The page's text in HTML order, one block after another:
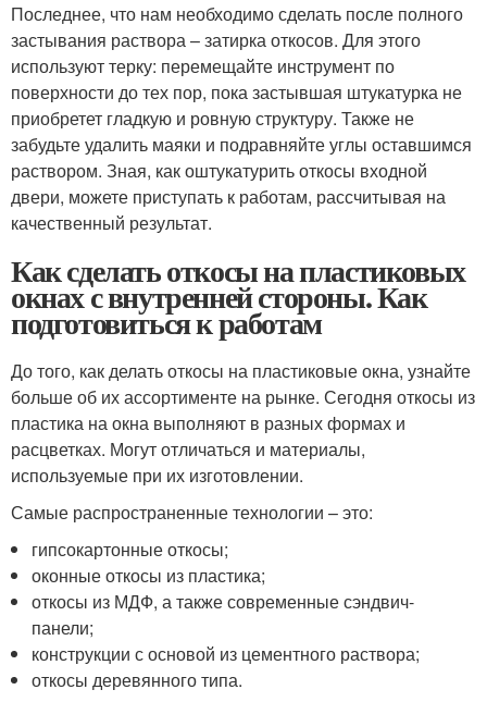
Последнее, что нам необходимо сделать после полного
застывания раствора – затирка откосов. Для этого
используют терку: перемещайте инструмент по
поверхности до тех пор, пока застывшая штукатурка не
приобретет гладкую и ровную структуру. Также не
забудьте удалить маяки и подравняйте углы оставшимся
раствором. Зная, как оштукатурить откосы входной
двери, можете приступать к работам, рассчитывая на
качественный результат.
Как сделать откосы на пластиковых
окнах с внутренней стороны. Как
подготовиться к работам
До того, как делать откосы на пластиковые окна, узнайте
больше об их ассортименте на рынке. Сегодня откосы из
пластика на окна выполняют в разных формах и
расцветках. Могут отличаться и материалы,
используемые при их изготовлении.
Самые распространенные технологии – это:
гипсокартонные откосы;
оконные откосы из пластика;
откосы из МДФ, а также современные сэндвич-
панели;
конструкции с основой из цементного раствора;
откосы деревянного типа.